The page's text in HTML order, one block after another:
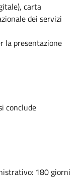
carta
dei servizi
la presentazione
conclude
180 giorni